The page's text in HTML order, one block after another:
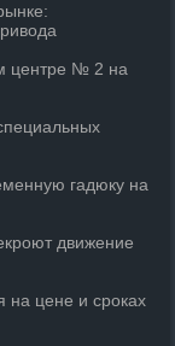
центре № 2 на
гадюку на
движение
на цене и сроках